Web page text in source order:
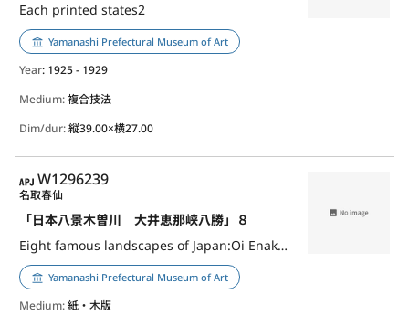
Each printed states2
Yamanashi Prefectural Museum of Art
Year: 1925 - 1929
Medium:複合技法
Dim/dur:縦39.00×横27.00
APJ
W1296239
「日本八景木曽川 大井恵那峡八勝」８
Eight famous landscapes of Japan:Oi Enakyo Hasshoo,8
名取春仙
Yamanashi Prefectural Museum of Art
Medium:紙・木版